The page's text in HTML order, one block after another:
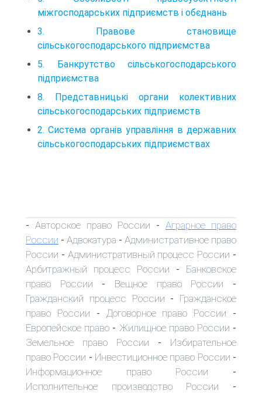
мiжгосподарських пiдприємств i обєднань
3. Правове становище
сiльськогосподарського пiдприємства
5. Банкрутство сiльськогосподарського
пiдприємства
8. Представницькi органи колективних
сiльськогосподарських пiдприємств
2. Система органiв управлiння в державних
сiльськогосподарських пiдприємствах
- Авторское право России - Аграрное право
России - Адвокатура - Административное право
России - Административный процесс России -
Арбитражный процесс России - Банковское
право России - Вещное право России -
Гражданский процесс России - Гражданское
право России - Договорное право России -
Европейское право - Жилищное право России -
Земельное право России - Избирательное
право России - Инвестиционное право России -
Информационное право России -
Исполнительное производство России -